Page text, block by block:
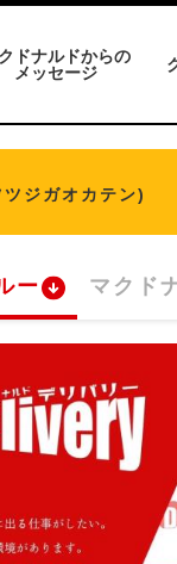
ドナルドからの
メッセージ
ジガオカテン)
ー マクド